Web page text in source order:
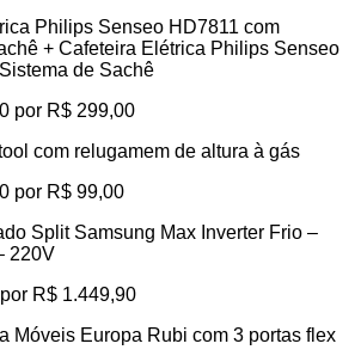
Philips Senseo HD7811 com
+ Cafeteira Elétrica Philips Senseo
de Sachê
por R$ 299,00
com relugamem de altura à gás
por R$ 99,00
Split Samsung Max Inverter Frio –
220V
R$ 1.449,90
Móveis Europa Rubi com 3 portas flex